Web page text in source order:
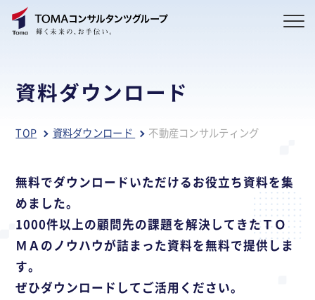
資料ダウンロード
TOP 資料ダウンロード 不動産コンサルティング
無料でダウンロードいただけるお役立ち資料を集
めました。
1000件以上の顧問先の課題を解決してきたＴＯ
ＭＡのノウハウが詰まった資料を無料で提供しま
す。
ぜひダウンロードしてご活用ください。